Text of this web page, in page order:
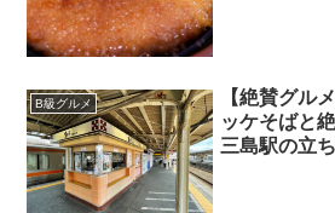
B級グルメ
【絶賛グル
ッケそばと
三島駅の立